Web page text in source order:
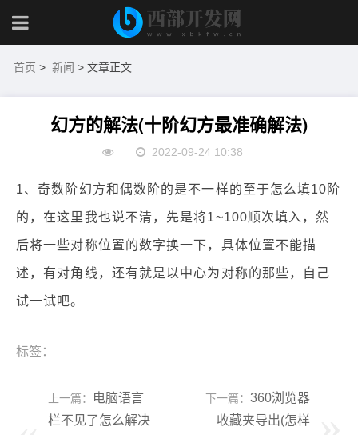
首页 > 新闻 > 文章正文
幻方的解法(十阶幻方最准确解法)
2022-09-24 10:38
1、奇数阶幻方和偶数阶的是不一样的至于怎么填10阶
的，在这里我也说不清，先是将1~100顺次填入，然
后将一些对称位置的数字换一下，具体位置不能描
述，有对角线，还有就是以中心为对称的那些，自己
试一试吧。
标签：
上一篇：
电脑语言
栏不见了怎么解决
下一篇： 360浏览器
收藏夹导出(怎样